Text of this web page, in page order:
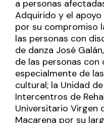
a personas
Adquirido y el apoyo
por su compromiso
las personas con
de danza José
de las personas con
especialmente de
cultural; la Unidad
Intercentros de
Universitario Virgen
Macarena por su